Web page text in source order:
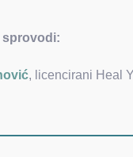
sprovodi:
, licencirani Heal